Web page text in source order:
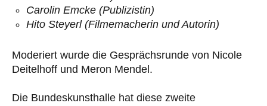
Carolin Emcke (Publizistin)
Hito Steyerl (Filmemacherin und Autorin)
Moderiert wurde die Gesprächsrunde von Nicole
Deitelhoff und Meron Mendel.
Die Bundeskunsthalle hat diese zweite